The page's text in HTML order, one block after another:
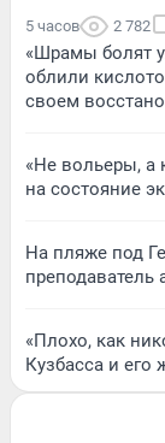
5 часов 2 782
«Шрамы болят
облили
своем
«Не вольеры, а
на состояние
На пляже под
преподаватель
«Плохо, как
Кузбасса и его